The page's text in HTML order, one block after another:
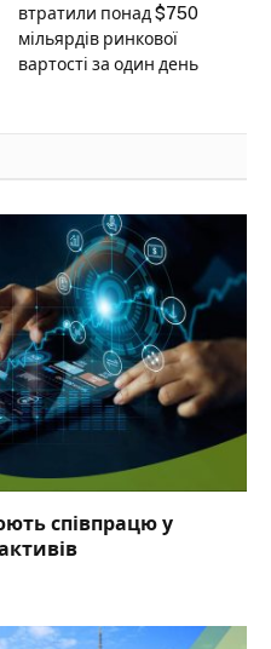
втратили понад $750
мільярдів ринкової
вартості за один день
співпрацю у